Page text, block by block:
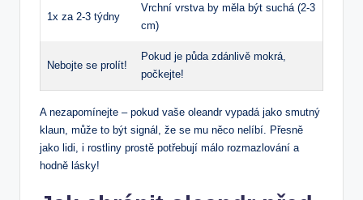
1x ⁤za ⁢2-3 týdny
Vrchní vrstva by měla být⁤ suchá ​(2-3
​cm)
Nebojte se prolít!
Pokud ​je půda zdánlivě mokrá,
počkejte!
A nezapomínejte – ⁢pokud vaše⁣ oleandr vypadá jako smutný
klaun, může to ​být signál, ⁣že​ se ‍mu​ něco ‌nelíbí. Přesně
jako lidi,⁤ i ⁣rostliny prostě potřebují málo ​rozmazlování a
hodně‍ lásky!